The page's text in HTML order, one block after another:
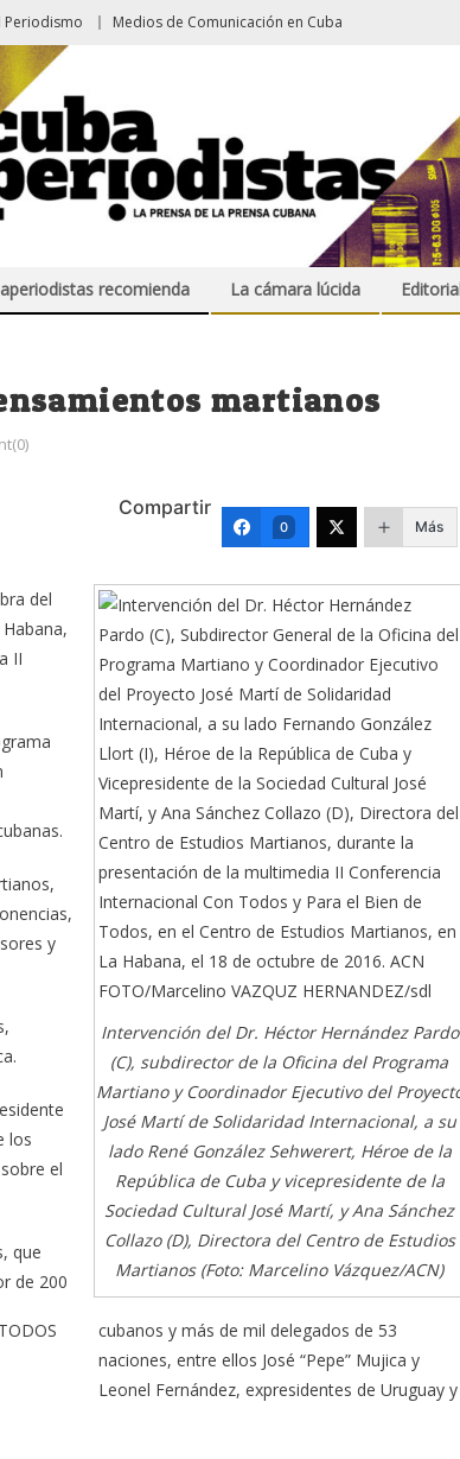
Periodismo Medios de Comunicación en Cuba
recomienda La cámara lúcida
martianos
Compartir
0 Más
Intervención del Dr. Héctor Hernández Pardo
(C), subdirector de la Oficina del Programa
Martiano y Coordinador Ejecutivo del
José Martí de Solidaridad Internacional, a su
lado René González Sehwerert, Héroe de la
República de Cuba y vicepresidente de la
Sociedad Cultural José Martí, y Ana Sánchez
Collazo (D), Directora del Centro de Estudios
Martianos (Foto: Marcelino Vázquez/ACN)
del
II
y
los
el
que
de 200
cubanos y más de mil delegados de 53
naciones, entre ellos José “Pepe” Mujica y
Leonel Fernández, expresidentes de Uruguay y